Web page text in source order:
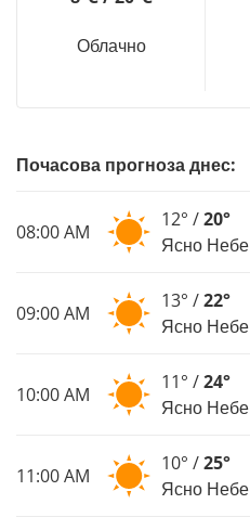
Облачно
Почасова прогноза днес:
08:00 AM
12° /20°
Ясно Небе
09:00 AM
13° /22°
Ясно Небе
10:00 AM
11° /24°
Ясно Небе
11:00 AM
10° /25°
Ясно Небе